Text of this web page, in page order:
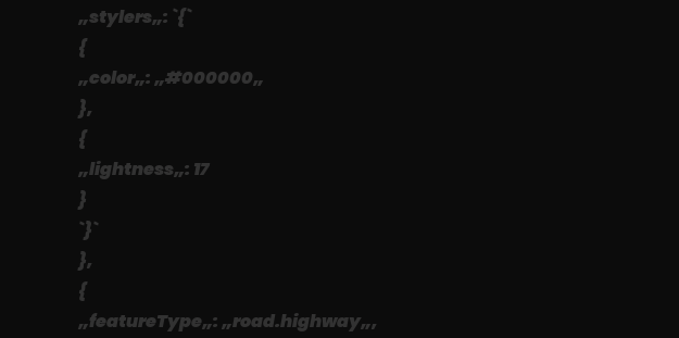
„stylers„: `{`
{
„color„: „#000000„
},
{
„lightness„: 17
}
`}`
},
{
„featureType„: „road.highway„,